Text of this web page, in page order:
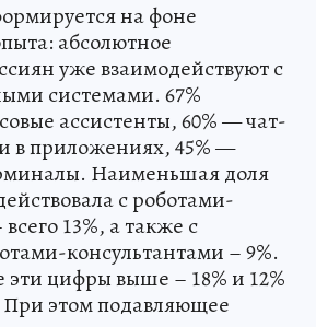
на фоне
абсолютное
уже взаимодействуют с
системами. 67%
ассистенты, 60% — чат-
в приложениях, 45% —
Наименьшая доля
с роботами-
13%, а также с
консультантами – 9%.
цифры выше – 18% и 12%
При этом подавляющее